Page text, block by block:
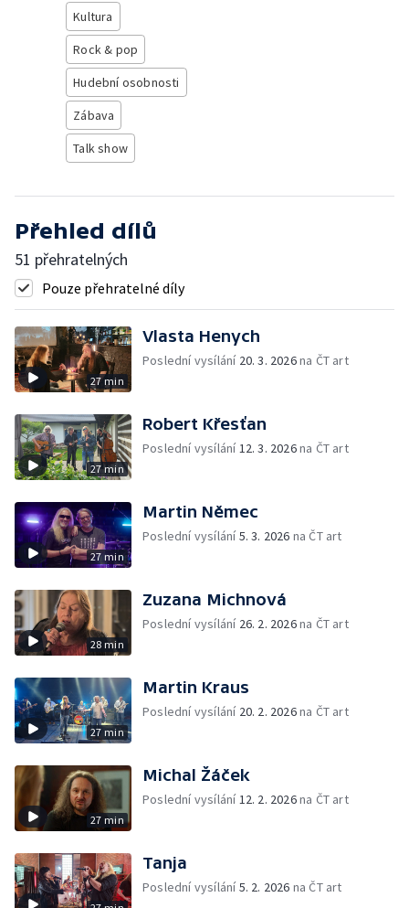
Kultura
Rock & pop
Hudební osobnosti
Zábava
Talk show
Přehled dílů
51 přehratelných
Pouze přehratelné díly
27 min
Vlasta Henych
Poslední vysílání 20. 3. 2026na ČT art
27 min
Robert Křesťan
Poslední vysílání12. 3. 2026na ČT art
27 min
Martin Němec
Poslední vysílání5. 3. 2026 na ČT art
28 min
Zuzana Michnová
Poslední vysílání 26. 2. 2026na ČT art
27 min
Martin Kraus
Poslední vysílání 20. 2. 2026na ČT art
27 min
Michal Žáček
Poslední vysílání12. 2. 2026na ČT art
Tanja
Poslední vysílání5. 2. 2026 na ČT art